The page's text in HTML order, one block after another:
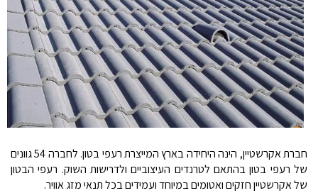
חברת אקרשטיין, הינה היחידה בארץ המייצרת רעפי בטון. לחברה 54 גוונים
של רעפי בטון בהתאם לטרנדים העיצוביים ולדרישות השוק. רעפי הבטון
של אקרשטיין חזקים ואטומים במיוחד ועמידים בכל תנאי מזג אוויר.